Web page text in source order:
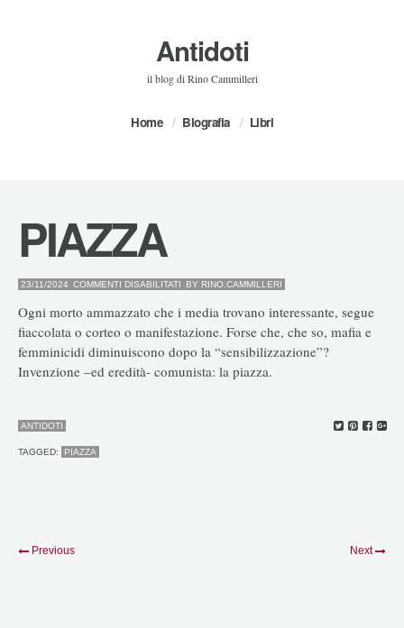
Antidoti
il blog di Rino Cammilleri
Home Biografia Libri
PIAZZA
23/11/2024 COMMENTI DISABILITATI SU
BY RINO.CAMMILLERI
Ogni morto ammazzato che i media trovano interessante, segue
fiaccolata o corteo o manifestazione. Forse che, che so, mafia e
femminicidi diminuiscono dopo la “sensibilizzazione”?
Invenzione –ed eredità- comunista: la piazza.
ANTIDOTI
TAGGED: PIAZZA
Previous Next